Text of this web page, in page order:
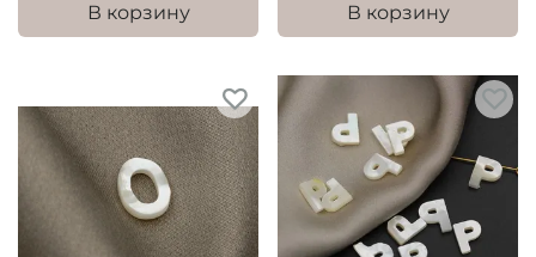
В корзину В корзину